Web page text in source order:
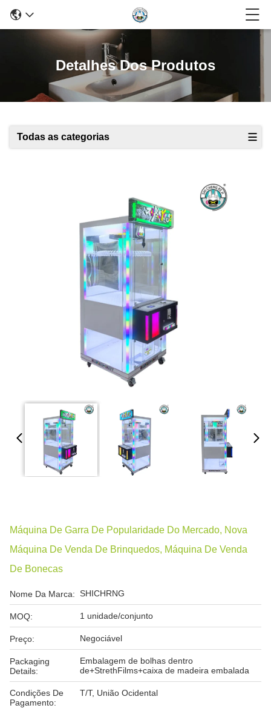
Detalhes Dos Produtos
Todas as categorias
Máquina De Garra De Popularidade Do Mercado, Nova
Máquina De Venda De Brinquedos, Máquina De Venda
De Bonecas
Nome Da Marca: SHICHRNG
MOQ: 1 unidade/conjunto
Preço: Negociável
Packaging
Details:
Embalagem de bolhas dentro
de+StrethFilms+caixa de madeira embalada
Condições De
Pagamento:
T/T, União Ocidental